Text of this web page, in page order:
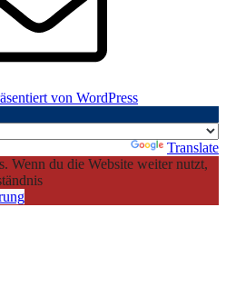
von WordPress
Translate
Wenn du die Website weiter nutzt,